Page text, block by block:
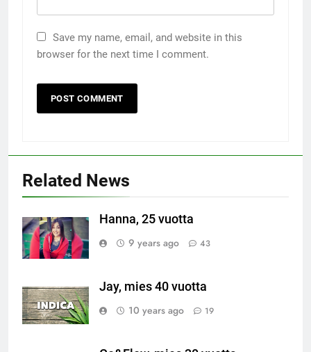
Save my name, email, and website in this
browser for the next time I comment.
Related News
Hanna, 25 vuotta
9 years ago
43
Jay, mies 40 vuotta
10 years ago
19